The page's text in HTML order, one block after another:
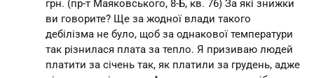
грн. (пр-т Маяковського, 8-Б, кв. 76) За які знижки
ви говорите? Ще за жодної влади такого
дебілізма не було, щоб за однакової температури
так різнилася плата за тепло. Я призиваю людей
платити за січень так, як платили за грудень, адже